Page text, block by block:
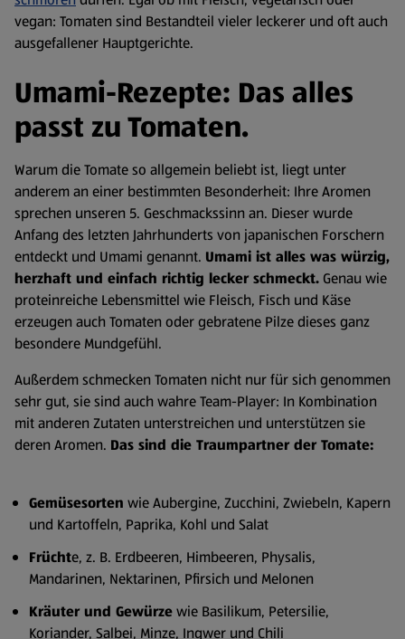
vegan: Tomaten sind Bestandteil vieler leckerer und oft auch
ausgefallener Hauptgerichte.
Umami-Rezepte: Das alles
passt zu Tomaten.
Warum die Tomate so allgemein beliebt ist, liegt unter
anderem an einer bestimmten Besonderheit: Ihre Aromen
sprechen unseren 5. Geschmackssinn an. Dieser wurde
Anfang des letzten Jahrhunderts von japanischen Forschern
entdeckt und Umami genannt. Umami ist alles was würzig,
herzhaft und einfach richtig lecker schmeckt. Genau wie
proteinreiche Lebensmittel wie Fleisch, Fisch und Käse
erzeugen auch Tomaten oder gebratene Pilze dieses ganz
besondere Mundgefühl.
Außerdem schmecken Tomaten nicht nur für sich genommen
sehr gut, sie sind auch wahre Team-Player: In Kombination
mit anderen Zutaten unterstreichen und unterstützen sie
deren Aromen. Das sind die Traumpartner der Tomate:
Gemüsesorten wie Aubergine, Zucchini, Zwiebeln, Kapern
und Kartoffeln, Paprika, Kohl und Salat
Früchte, z. B. Erdbeeren, Himbeeren, Physalis,
Mandarinen, Nektarinen, Pfirsich und Melonen
Kräuter und Gewürzewie Basilikum, Petersilie,
Koriander, Salbei, Minze, Ingwer und Chili